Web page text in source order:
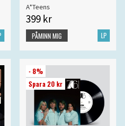
A*Teens
399 kr
LP
PÅMINN MIG
- 8%
Spara 20 kr